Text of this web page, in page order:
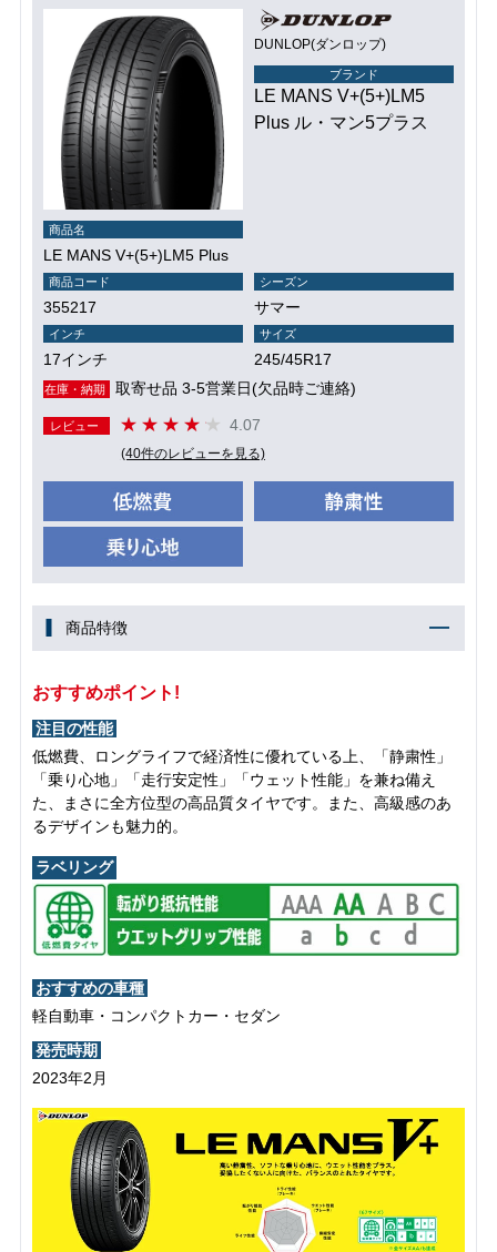
DUNLOP(ダンロップ)
ブランド
LE MANS V+(5+)LM5
Plus ル・マン5プラス
商品名
LE MANS V+(5+)LM5 Plus
商品コード
355217
シーズン
サマー
インチ
17インチ
サイズ
245/45R17
在庫・納期 取寄せ品 3-5営業日(欠品時ご連絡)
レビュー 4.07
(40件のレビューを見る)
商品特徴
おすすめポイント!
注目の性能
低燃費、ロングライフで経済性に優れている上、「静粛性」
「乗り心地」「走行安定性」「ウェット性能」を兼ね備え
た、まさに全方位型の高品質タイヤです。また、高級感のあ
るデザインも魅力的。
ラベリング
おすすめの車種
軽自動車・コンパクトカー・セダン
発売時期
2023年2月